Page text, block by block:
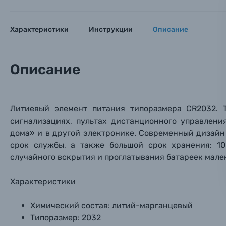
Электроника
Материалы
Осветительное оборудование
Фоторамки
Книги о фотографии, альбомы известных
Вами с
Нажимая
Характеристики Инструкции Описание
Описание
Литиевый элемент питания типоразмера CR2032.
сигнализациях, пультах дистанционного
дома» и в другой электронике. Современный
срок службы, а также большой срок хранения:
случайного вскрытия и проглатывания батареек
Характеристики
Химический состав: литий-марганцевый
Типоразмер: 2032